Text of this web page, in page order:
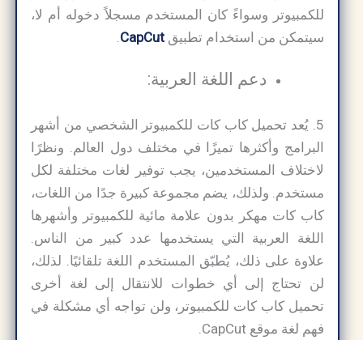
للكمبيوتر وسواءً كان المستخدم مسجلاً دخوله أم لا،
سيتمكن من استخدام تطبيقCapCut
.
دعم اللغة العربية:
5. يُعد تحميل كاب كات للكمبيوتر الشخصي من أشهر
البرامج وأكثرها تميزًا في مختلف دول العالم. ونظرًا
لاختلاف المستخدمين، يجب توفير لغات مختلفة لكل
مستخدم. ولذلك، يضم مجموعة كبيرة جدًا من اللغات،
كاب كات مهكر بدون علامة مائية للكمبيوتر وأشهرها
اللغة العربية التي يستخدمها عدد كبير من الناس.
علاوة على ذلك، يُطبّق المستخدم اللغة تلقائيًا. لذلك،
لن تحتاج إلى أي خطوات للانتقال إلى لغة أخرى
تحميل كاب كات للكمبيوتر، ولن تواجه أي مشكلة في
فهم لغة موقع CapCut.